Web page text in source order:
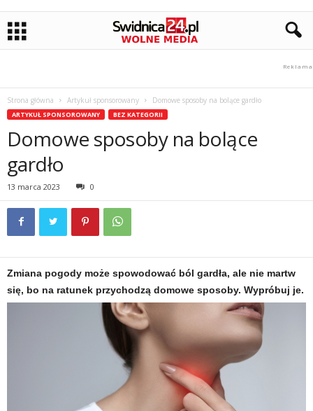
Strona główna Artykuł sponsorowany Domowe sposoby na bolące gardło
ARTYKUŁ SPONSOROWANY BEZ KATEGORII
Domowe sposoby na bolące
gardło
13 marca 2023 0
Zmiana pogody może spowodować ból gardła, ale nie martw
się, bo na ratunek przychodzą domowe sposoby. Wypróbuj je.